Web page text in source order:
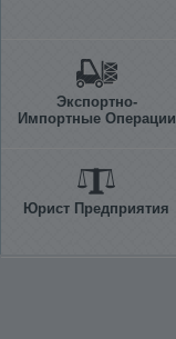
Экспортно-
Импортные Операции
Юрист Предприятия